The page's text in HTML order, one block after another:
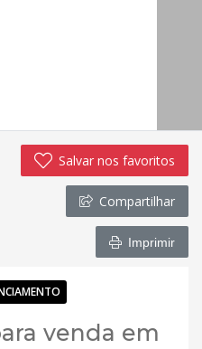
Salvar nos favoritos
Compartilhar
Imprimir
venda em